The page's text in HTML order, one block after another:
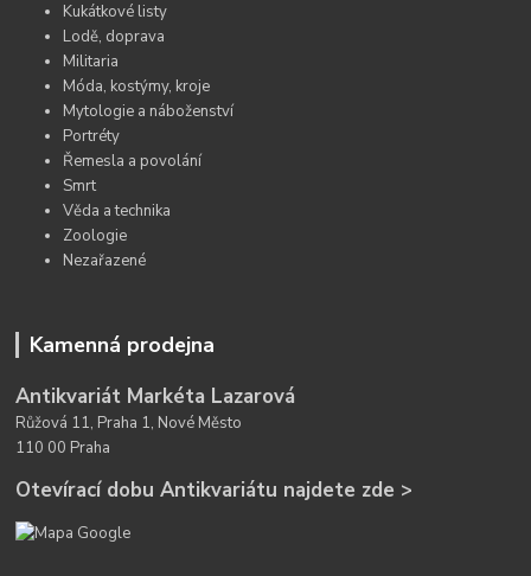
Kukátkové listy
Lodě, doprava
Militaria
Móda, kostýmy, kroje
Mytologie a náboženství
Portréty
Řemesla a povolání
Smrt
Věda a technika
Zoologie
Nezařazené
Kamenná prodejna
Antikvariát Markéta Lazarová
Růžová 11, Praha 1, Nové Město
110 00 Praha
Otevírací dobu Antikvariátu najdete zde >